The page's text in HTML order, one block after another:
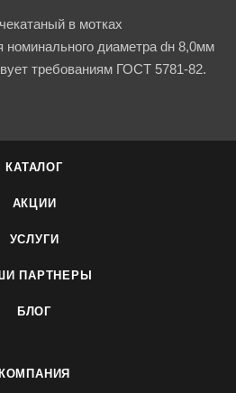
в мотках
номинального диаметра dн 8,0мм
требованиям ГОСТ 5781-82.
КАТАЛОГ
АКЦИИ
УСЛУГИ
ПАРТНЕРЫ
БЛОГ
КОМПАНИЯ